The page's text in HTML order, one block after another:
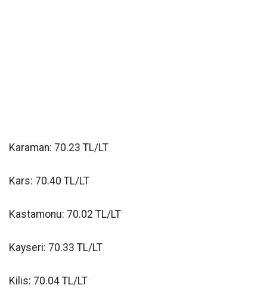
Karaman: 70.23 TL/LT
Kars: 70.40 TL/LT
Kastamonu: 70.02 TL/LT
Kayseri: 70.33 TL/LT
Kilis: 70.04 TL/LT